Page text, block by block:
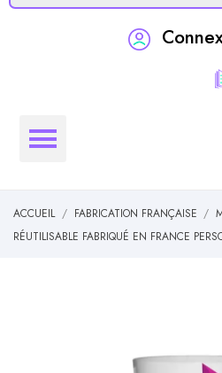
ACCUEIL FABRICATION FRANÇAISE
RÉUTILISABLE FABRIQUÉ EN FRANCE